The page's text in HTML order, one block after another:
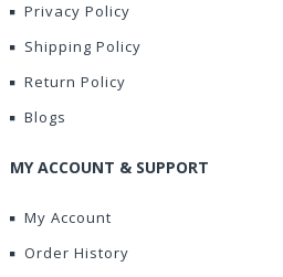
Privacy Policy
Shipping Policy
Return Policy
Blogs
MY ACCOUNT & SUPPORT
My Account
Order History